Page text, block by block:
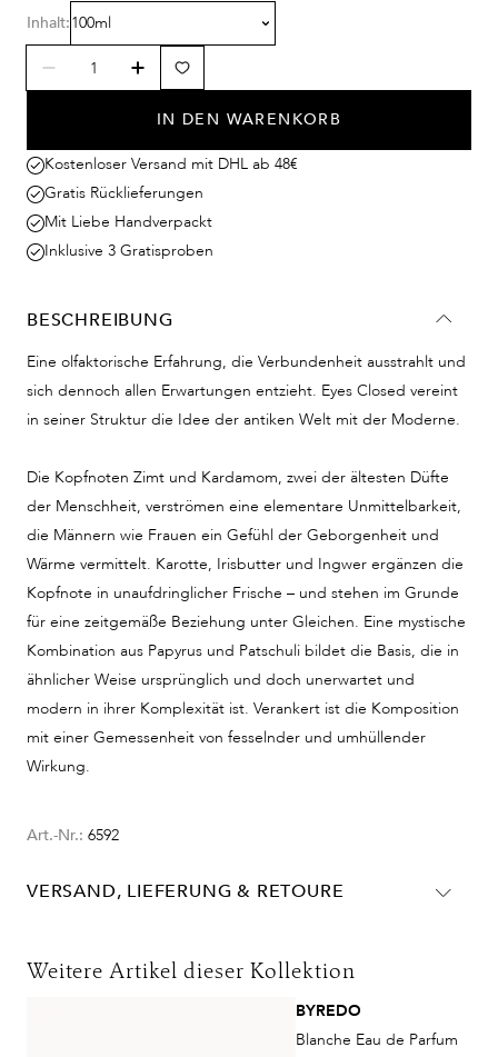
Inhalt:100ml
IN DEN WARENKORB
Kostenloser Versand mit DHL ab 48€
Gratis Rücklieferungen
Mit Liebe Handverpackt
Inklusive 3 Gratisproben
BESCHREIBUNG
Eine olfaktorische Erfahrung, die Verbundenheit ausstrahlt und
sich dennoch allen Erwartungen entzieht. Eyes Closed vereint
in seiner Struktur die Idee der antiken Welt mit der Moderne.
Die Kopfnoten Zimt und Kardamom, zwei der ältesten Düfte
der Menschheit, verströmen eine elementare Unmittelbarkeit,
die Männern wie Frauen ein Gefühl der Geborgenheit und
Wärme vermittelt. Karotte, Irisbutter und Ingwer ergänzen die
Kopfnote in unaufdringlicher Frische – und stehen im Grunde
für eine zeitgemäße Beziehung unter Gleichen. Eine mystische
Kombination aus Papyrus und Patschuli bildet die Basis, die in
ähnlicher Weise ursprünglich und doch unerwartet und
modern in ihrer Komplexität ist. Verankert ist die Komposition
mit einer Gemessenheit von fesselnder und umhüllender
Wirkung.
Art.-Nr.: 6592
VERSAND, LIEFERUNG & RETOURE
DHL
Weitere Artikel dieser Kollektion
BYREDO
Blanche Eau de Parfum